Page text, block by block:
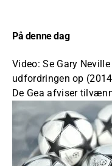
På denne dag
Video: Se Gary
udfordringen op
De Gea afviser